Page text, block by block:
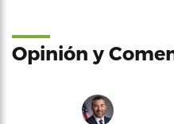
Opinión y